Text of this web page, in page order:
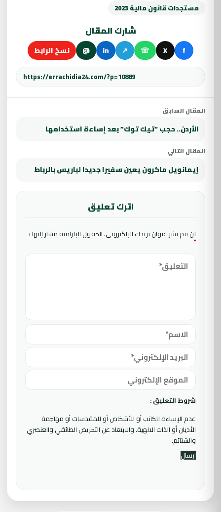
مستجدات قانون مالية 2023
شارك المقال
f
X
☏
↗
in
@ نسخ الرابط
المقال السابق
الأردن.. حجب “تيك توك” بعد إساءة استخدامها
المقال التالي
إيمانويل ماكرون يعين سفيرا جديدا لباريس بالرباط
اترك تعليق
لن يتم نشر عنوان بريدك الإلكتروني.الحقول الإلزامية مشار إليها بـ
*
شروط التعليق :
عدم الإساءة للكاتب أو للأشخاص أو للمقدسات أو مهاجمة
الأديان أو الذات الالهية. والابتعاد عن التحريض الطائفي والعنصري
والشتائم.